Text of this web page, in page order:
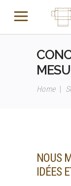
Home|
NOUS
IDÉES